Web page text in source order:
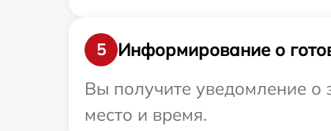
5
Информирование о
Вы получите уведомление о
место и время.